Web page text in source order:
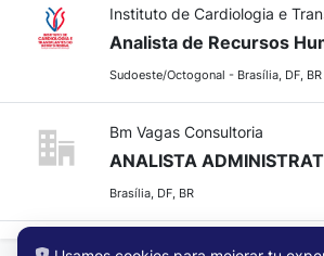
Sudoeste/Octogonal - Brasília, DF, BR
Bm Vagas Consultoria
Brasília, DF, BR